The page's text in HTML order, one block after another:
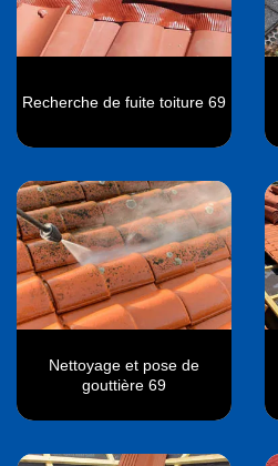
Recherche de fuite toiture 69
Nettoyage et pose de
gouttière 69